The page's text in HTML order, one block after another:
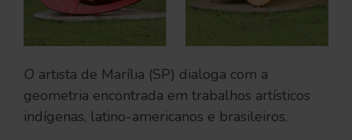
O artista de Marília (SP) dialoga com a
geometria encontrada em trabalhos artísticos
indígenas, latino-americanos e brasileiros.